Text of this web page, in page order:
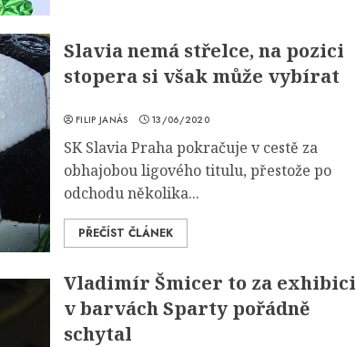
Slavia nemá střelce, na pozici
stopera si však může vybírat
FILIP JANÁS 13/06/2020
SK Slavia Praha pokračuje v cestě za
obhajobou ligového titulu, přestože po
odchodu několika...
PŘEČÍST ČLÁNEK
Vladimír Šmicer to za exhibici
v barvách Sparty pořádně
schytal